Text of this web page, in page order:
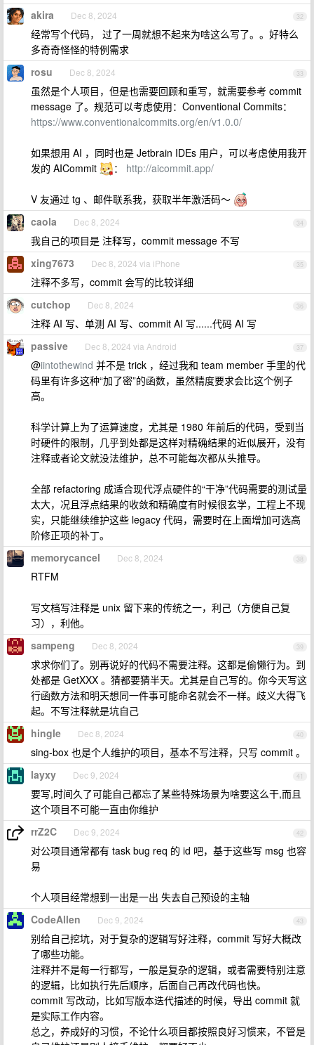
32
akira Dec 8, 2024
经常写个代码， 过了一周就想不起来为啥这么写了。。好特么
多奇奇怪怪的特例需求
33
rosu Dec 8, 2024
虽然是个人项目，但是也需要回顾和重写，就需要参考 commit
message 了。规范可以考虑使用：Conventional Commits：
https://www.conventionalcommits.org/en/v1.0.0/
如果想用 AI ，同时也是 Jetbrain IDEs 用户，可以考虑使用我开
发的 AICommit
： http://aicommit.app/
V 友通过 tg 、邮件联系我，获取半年激活码～
34
caola Dec 8, 2024
我自己的项目是 注释写，commit message 不写
35
xing7673 Dec 8, 2024 via iPhone
注释不多写，commit 会写的比较详细
36
cutchop Dec 8, 2024
注释 AI 写、单测 AI 写、commit AI 写......代码 AI 写
37
passive Dec 8, 2024 via Android
@iintothewind 并不是 trick ，经过我和 team member 手里的代
码里有许多这种“加了密”的函数，虽然精度要求会比这个例子
高。
科学计算上为了运算速度，尤其是 1980 年前后的代码，受到当
时硬件的限制，几乎到处都是这样对精确结果的近似展开，没有
注释或者论文就没法维护，总不可能每次都从头推导。
全部 refactoring 成适合现代浮点硬件的“干净”代码需要的测试量
太大，况且浮点结果的收敛和精确度有时候很玄学，工程上不现
实，只能继续维护这些 legacy 代码，需要时在上面增加可选高
阶修正项的补丁。
38
memorycancel Dec 8, 2024
RTFM
写文档写注释是 unix 留下来的传统之一，利己（方便自己复
习），利他。
39
sampeng Dec 8, 2024
求求你们了。别再说好的代码不需要注释。这都是偷懒行为。到
处都是 GetXXX 。猜都要猜半天。尤其是自己写的。你今天写这
行函数方法和明天想同一件事可能命名就会不一样。歧义大得飞
起。不写注释就是坑自己
40
hingle Dec 8, 2024
sing-box 也是个人维护的项目，基本不写注释，只写 commit 。
41
layxy Dec 9, 2024
要写,时间久了可能自己都忘了某些特殊场景为啥要这么干,而且
这个项目不可能一直由你维护
42
rrZ2C Dec 9, 2024
对公项目通常都有 task bug req 的 id 吧，基于这些写 msg 也容
易
个人项目经常想到一出是一出 失去自己预设的主轴
43
CodeAllen Dec 9, 2024
别给自己挖坑，对于复杂的逻辑写好注释，commit 写好大概改
了哪些功能。
注释并不是每一行都写，一般是复杂的逻辑，或者需要特别注意
的逻辑，比如执行先后顺序，后面自己再改代码也快。
commit 写改动，比如写版本迭代描述的时候，导出 commit 就
是实际工作内容。
总之，养成好的习惯，不论什么项目都按照良好习惯来，不管是